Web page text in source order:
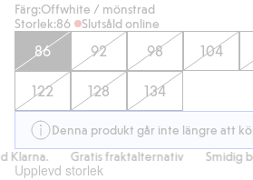
Färg:Offwhite / mönstrad
Storlek:86 Slutsåld online
86 92 98 104
122 128 134
Denna produkt går inte längre att
Gratis fraktalternativ Smidig
Upplevd storlek